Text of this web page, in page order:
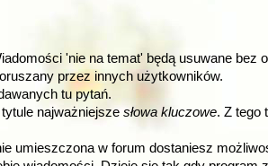
'nie na temat' będą usuwane bez
przez innych użytkowników.
tu pytań.
najważniejsze słowa kluczowe. Z tego
w forum dostaniesz